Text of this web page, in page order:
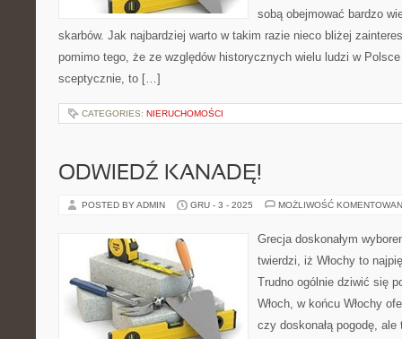
sobą obejmować bardzo
skarbów. Jak najbardziej warto w takim razie nieco bliżej
pomimo tego, że ze względów historycznych wielu ludzi w
sceptycznie, to […]
CATEGORIES: NIERUCHOMOŚCI
ODWIEDŹ KANADĘ!
POSTED BY ADMIN GRU - 3 - 2025 MOŻLIWOŚĆ
Grecja doskonałym
twierdzi, iż Włochy to
Trudno ogólnie dziwić się
Włoch, w końcu Włochy
czy doskonałą pogodę,